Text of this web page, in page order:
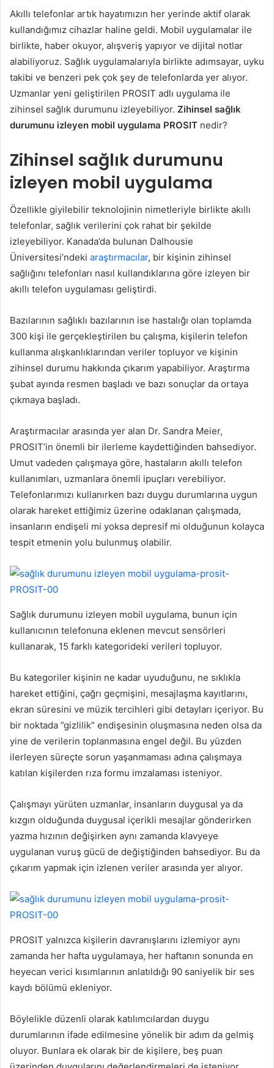
Akıllı telefonlar artık hayatımızın her yerinde aktif olarak
kullandığımız cihazlar haline geldi. Mobil uygulamalar ile
birlikte, haber okuyor, alışveriş yapıyor ve dijital notlar
alabiliyoruz. Sağlık uygulamalarıyla birlikte adımsayar, uyku
takibi ve benzeri pek çok şey de telefonlarda yer alıyor.
Uzmanlar yeni geliştirilen PROSIT adlı uygulama ile
zihinsel sağlık durumunu izleyebiliyor. Zihinsel sağlık
durumunu izleyen mobil uygulama PROSIT nedir?
Zihinsel sağlık durumunu
izleyen mobil uygulama
Özellikle giyilebilir teknolojinin nimetleriyle birlikte akıllı
telefonlar, sağlık verilerini çok rahat bir şekilde
izleyebiliyor. Kanada’da bulunan Dalhousie
Üniversitesi’ndeki araştırmacılar, bir kişinin zihinsel
sağlığını telefonları nasıl kullandıklarına göre izleyen bir
akıllı telefon uygulaması geliştirdi.
Bazılarının sağlıklı bazılarının ise hastalığı olan toplamda
300 kişi ile gerçekleştirilen bu çalışma, kişilerin telefon
kullanma alışkanlıklarından veriler topluyor ve kişinin
zihinsel durumu hakkında çıkarım yapabiliyor. Araştırma
şubat ayında resmen başladı ve bazı sonuçlar da ortaya
çıkmaya başladı.
Araştırmacılar arasında yer alan Dr. Sandra Meier,
PROSIT’in önemli bir ilerleme kaydettiğinden bahsediyor.
Umut vadeden çalışmaya göre, hastaların akıllı telefon
kullanımları, uzmanlara önemli ipuçları verebiliyor.
Telefonlarımızı kullanırken bazı duygu durumlarına uygun
olarak hareket ettiğimiz üzerine odaklanan çalışmada,
insanların endişeli mi yoksa depresif mi olduğunun kolayca
tespit etmenin yolu bulunmuş olabilir.
Sağlık durumunu izleyen mobil uygulama, bunun için
kullanıcının telefonuna eklenen mevcut sensörleri
kullanarak, 15 farklı kategorideki verileri topluyor.
Bu kategoriler kişinin ne kadar uyuduğunu, ne sıklıkla
hareket ettiğini, çağrı geçmişini, mesajlaşma kayıtlarını,
ekran süresini ve müzik tercihleri gibi detayları içeriyor. Bu
bir noktada ”gizlilik” endişesinin oluşmasına neden olsa da
yine de verilerin toplanmasına engel değil. Bu yüzden
ilerleyen süreçte sorun yaşanmaması adına çalışmaya
katılan kişilerden rıza formu imzalaması isteniyor.
Çalışmayı yürüten uzmanlar, insanların duygusal ya da
kızgın olduğunda duygusal içerikli mesajlar gönderirken
yazma hızının değişirken aynı zamanda klavyeye
uygulanan vuruş gücü de değiştiğinden bahsediyor. Bu da
çıkarım yapmak için izlenen veriler arasında yer alıyor.
PROSIT yalnızca kişilerin davranışlarını izlemiyor aynı
zamanda her hafta uygulamaya, her haftanın sonunda en
heyecan verici kısımlarının anlatıldığı 90 saniyelik bir ses
kaydı bölümü ekleniyor.
Böylelikle düzenli olarak katılımcılardan duygu
durumlarının ifade edilmesine yönelik bir adım da gelmiş
oluyor. Bunlara ek olarak bir de kişilere, beş puan